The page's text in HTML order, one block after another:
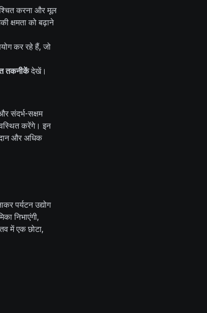
करना और मूल
क्षमता को बढ़ाने
कर रहे हैं, जो
तकनीकेंदेखें।
संदर्भ-सक्षम
करेंगे। इन
और अधिक
पर्यटन उद्योग
निभाएंगी,
में एक छोटा,